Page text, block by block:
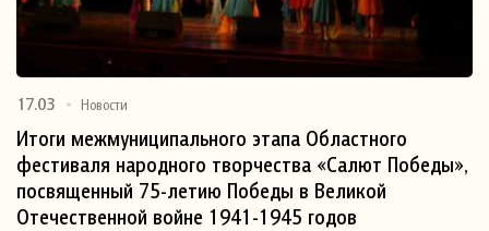
17.03 Новости
Итоги межмуниципального этапа Областного
фестиваля народного творчества «Салют Победы»,
посвященный 75-летию Победы в Великой
Отечественной войне 1941-1945 годов